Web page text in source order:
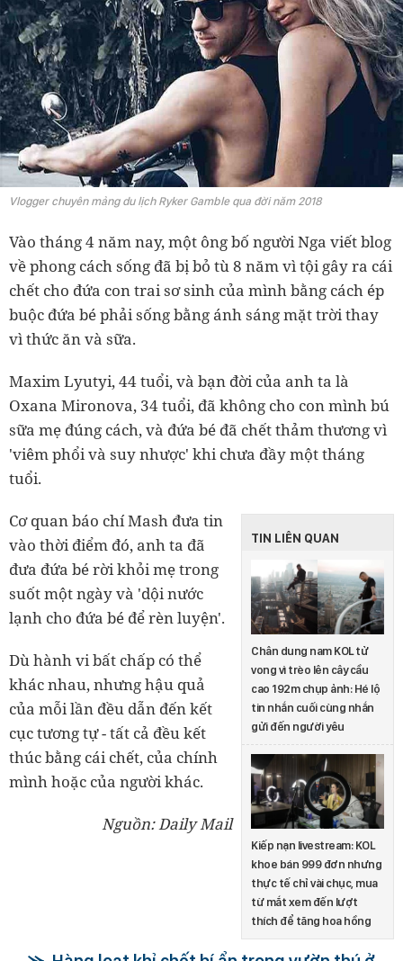
Vlogger chuyên mảng du lịch Ryker Gamble qua đời năm 2018
Vào tháng 4 năm nay, một ông bố người Nga viết blog
về phong cách sống đã bị bỏ tù 8 năm vì tội gây ra cái
chết cho đứa con trai sơ sinh của mình bằng cách ép
buộc đứa bé phải sống bằng ánh sáng mặt trời thay
vì thức ăn và sữa.
Maxim Lyutyi, 44 tuổi, và bạn đời của anh ta là
Oxana Mironova, 34 tuổi, đã không cho con mình bú
sữa mẹ đúng cách, và đứa bé đã chết thảm thương vì
'viêm phổi và suy nhược' khi chưa đầy một tháng
tuổi.
TIN LIÊN QUAN
Chân dung nam KOL tử
vong vì trèo lên cây cầu
cao 192m chụp ảnh: Hé lộ
tin nhắn cuối cùng nhắn
gửi đến người yêu
Kiếp nạn livestream: KOL
khoe bán 999 đơn nhưng
thực tế chỉ vài chục, mua
từ mắt xem đến lượt
thích để tăng hoa hồng
Cơ quan báo chí Mash đưa tin
vào thời điểm đó, anh ta đã
đưa đứa bé rời khỏi mẹ trong
suốt một ngày và 'dội nước
lạnh cho đứa bé để rèn luyện'.
Dù hành vi bất chấp có thể
khác nhau, nhưng hậu quả
của mỗi lần đều dẫn đến kết
cục tương tự - tất cả đều kết
thúc bằng cái chết, của chính
mình hoặc của người khác.
Nguồn: Daily Mail